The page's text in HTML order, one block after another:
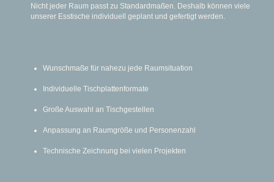
Nicht jeder Raum passt zu Standardmaßen. Deshalb können viele
unserer Esstische individuell geplant und gefertigt werden.
Wunschmaße für nahezu jede Raumsituation
Individuelle Tischplattenformate
Große Auswahl an Tischgestellen
Anpassung an Raumgröße und Personenzahl
Technische Zeichnung bei vielen Projekten